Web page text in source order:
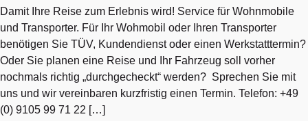
Damit Ihre Reise zum Erlebnis wird! Service für Wohnmobile
und Transporter. Für Ihr Wohmobil oder Ihren Transporter
benötigen Sie TÜV, Kundendienst oder einen Werkstatttermin?
Oder Sie planen eine Reise und Ihr Fahrzeug soll vorher
nochmals richtig „durchgecheckt“ werden? Sprechen Sie mit
uns und wir vereinbaren kurzfristig einen Termin. Telefon: +49
(0) 9105 99 71 22 […]